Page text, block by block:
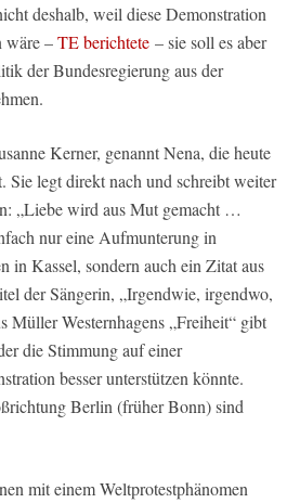
deshalb, weil diese Demonstration
wäre –TE berichtete – sie soll es aber
der Bundesregierung aus der
Kerner, genannt Nena, die heute
Sie legt direkt nach und schreibt weiter
„Liebe wird aus Mut gemacht …
nur eine Aufmunterung in
in Kassel, sondern auch ein Zitat aus
der Sängerin, „Irgendwie, irgendwo,
Müller Westernhagens „Freiheit“ gibt
die Stimmung auf einer
besser unterstützen könnte.
Berlin (früher Bonn) sind
mit einem Weltprotestphänomen